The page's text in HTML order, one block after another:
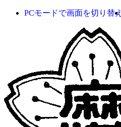
PCモードで画面を切り替え